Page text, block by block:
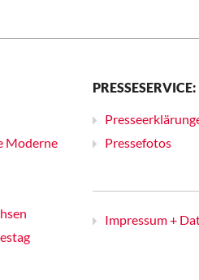
Moderne
PRESSESERVICE:
Pressefotos
Impressum +